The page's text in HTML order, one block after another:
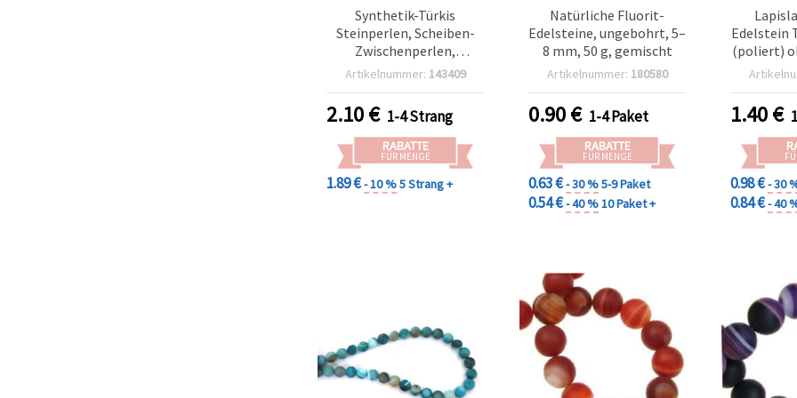
Synthetik-Türkis
Steinperlen, Scheiben-
Zwischenperlen,
Farbenmix, 6 mm, ca. 158
Schmuckzubehör &
Bastelbedarf für DIY
Armbänder und
Halsketten
Artikelnummer: 143409
2.10€ 1-4 Strang
RABATTE
FÜR MENGE
1.89 €- 10 %5 Strang +
Natürliche Fluorit-
Edelsteine, ungebohrt, 5–
8 mm, 50 g, gemischt
Artikelnummer: 180580
0.90€ 1-4 Paket
RABATTE
FÜR MENGE
0.63 €- 30 %5-9 Paket
0.54 €- 40 %10 Paket +
Edelstein
(poliert)
5–8
Basteln &
1.40€
0.98 €- 30
0.84 €- 40